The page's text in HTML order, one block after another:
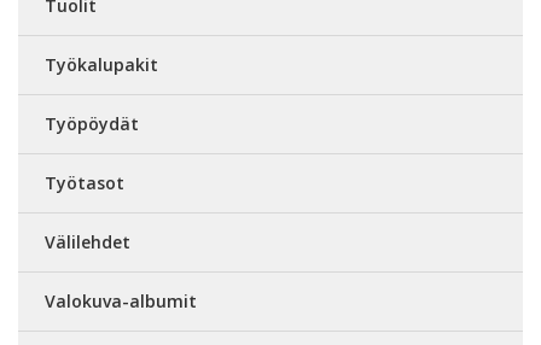
Tuolit
Työkalupakit
Työpöydät
Työtasot
Välilehdet
Valokuva-albumit